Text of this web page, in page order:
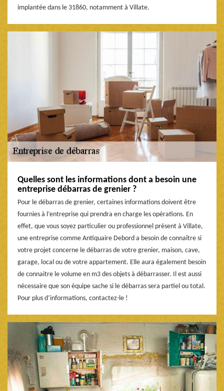
implantée dans le 31860, notamment à Villate.
Quelles sont les informations dont a besoin une
entreprise débarras de grenier ?
Pour le débarras de grenier, certaines informations doivent être
fournies à l’entreprise qui prendra en charge les opérations. En
effet, que vous soyez particulier ou professionnel présent à Villate,
une entreprise comme Antiquaire Debord a besoin de connaître si
votre projet concerne le débarras de votre grenier, maison, cave,
garage, local ou de votre appartement. Elle aura également besoin
de connaitre le volume en m3 des objets à débarrasser. Il est aussi
nécessaire que son équipe sache si le débarras sera partiel ou total.
Pour plus d’informations, contactez-le !